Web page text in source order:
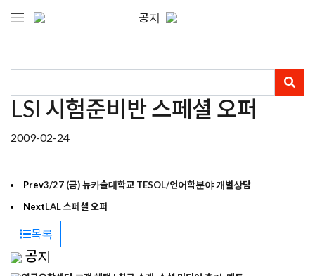
공지
LSI 시험준비반 스페셜 오퍼
2009-02-24
Prev3/27 (금) 뉴카슬대학교 TESOL/언어학분야 개별상담
NextLAL 스페셜 오퍼
목록
공지